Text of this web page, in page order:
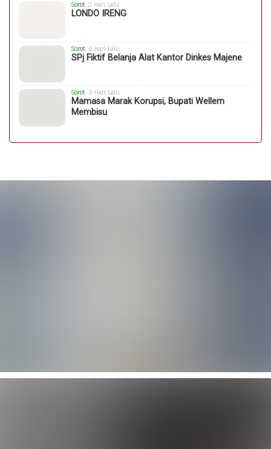
Sorot , 2 Hari Lalu
LONDO IRENG
Sorot , 3 Hari Lalu
SPj Fiktif Belanja Alat Kantor Dinkes Majene
Sorot, 3 Hari Lalu
Mamasa Marak Korupsi, Bupati Wellem
Membisu